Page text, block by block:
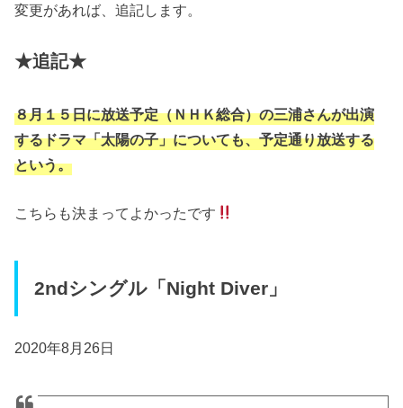
変更があれば、追記します。
★追記★
８月１５日に放送予定（ＮＨＫ総合）の三浦さんが出演
するドラマ「太陽の子」についても、予定通り放送する
という。
こちらも決まってよかったです
2ndシングル「Night Diver」
2020年8月26日